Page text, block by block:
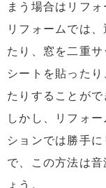
まう場合はリフ
リフォームでは
たり、窓を二重
シートを貼った
たりすることがで
しかし、リフォ
ションでは勝手
で、この方法は
ょう。